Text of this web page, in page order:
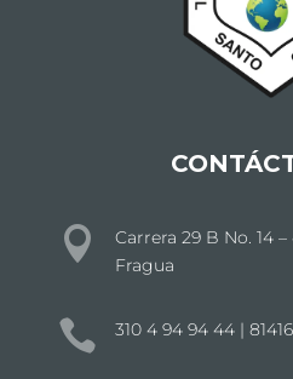

Carrera 29 B No. 14
Fragua
 310 4 94 94 44 |